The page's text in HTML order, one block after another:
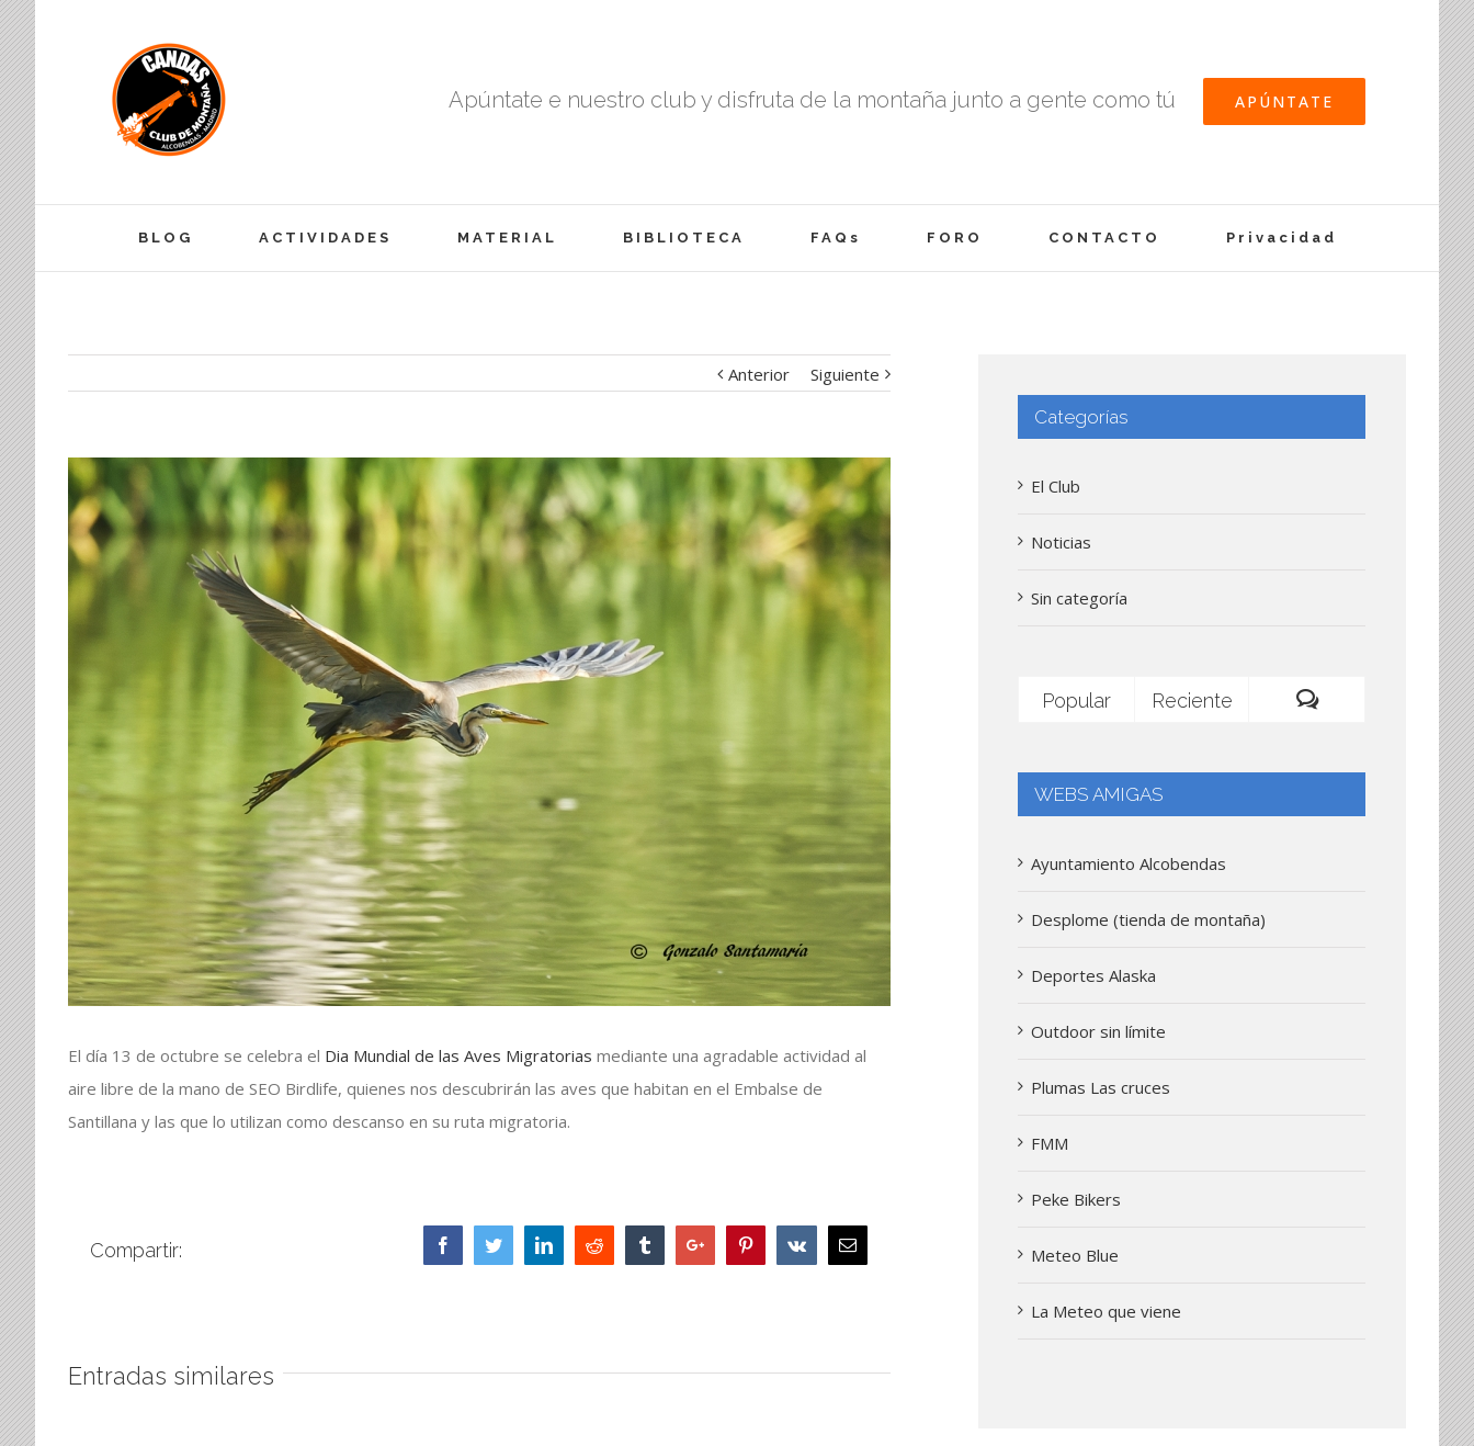
Apúntate e nuestro club y disfruta de la montaña junto a gente como tú APÚNTATE
BLOG ACTIVIDADES MATERIAL BIBLIOTECA FAQs FORO CONTACTO Privacidad
Anterior Siguiente
View
Larger
Image
El día 13 de octubre se celebra el Dia Mundial de las Aves Migratorias mediante una agradable actividad al
aire libre de la mano de SEO Birdlife, quienes nos descubrirán las aves que habitan en el Embalse de
Santillana y las que lo utilizan como descanso en su ruta migratoria.
Compartir: FacebookTwitterLinkedinReddit TumblrGoogle+ PinterestVk Email
Entradas similares
Categorías
El Club
Noticias
Sin categoría
Popular
Reciente
WEBS AMIGAS
Ayuntamiento Alcobendas
Desplome (tienda de montaña)
Deportes Alaska
Outdoor sin límite
Plumas Las cruces
FMM
Peke Bikers
Meteo Blue
La Meteo que viene